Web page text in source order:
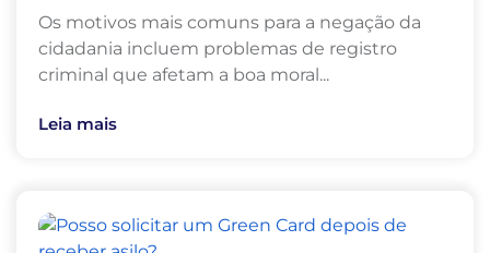
Os motivos mais comuns para a negação da
cidadania incluem problemas de registro
criminal que afetam a boa moral...
Leia mais